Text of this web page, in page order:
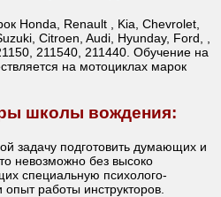
Honda, Renault , Kia, Chevrolet,
Citroen, Audi, Hyunday, Ford, ,
211540, 211440. Обучение на
на мотоциклах марок
школы вождения:
задачу подготовить думающих и
невозможно без высоко
специальную психолого-
опыт работы инструкторов.